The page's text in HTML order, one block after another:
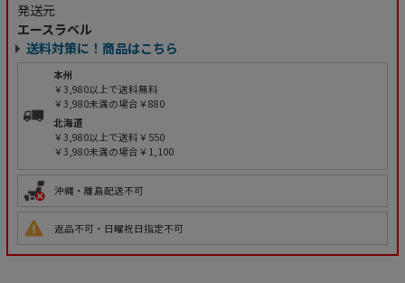
発送元
エースラベル
送料対策に！商品はこちら
本州
￥3,980以上で送料無料
￥3,980未満の場合￥880
北海道
￥3,980以上で送料￥550
￥3,980未満の場合￥1,100
沖縄・離島配送不可
返品不可・日曜祝日指定不可